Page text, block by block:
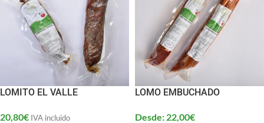
LOMITO EL VALLE
20,80€ IVA incluido
LOMO EMBUCHADO
Desde: 22,00€